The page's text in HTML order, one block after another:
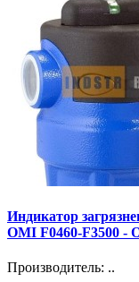
Индикатор
OMI F0460-F3500 -
Производитель: ..